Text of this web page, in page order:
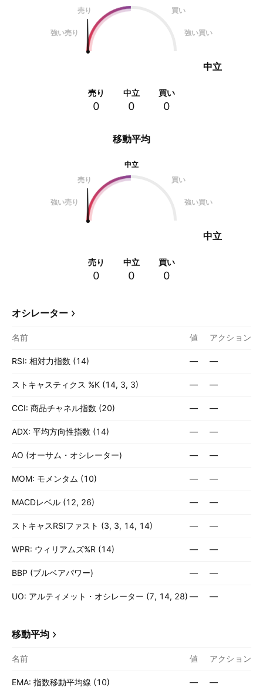
売り
買い
強い売り 強い買い
中立
売り
0
中立
0
買い
0
移動平均
中立
売り
買い
強い売り 強い買い
中立
売り
0
中立
0
買い
0
オシレーター
名前 値 アクション
RSI: 相対力指数 (14) — —
ストキャスティクス %K (14, 3, 3) — —
CCI: 商品チャネル指数 (20) — —
ADX: 平均方向性指数 (14) — —
AO (オーサム・オシレーター) — —
MOM: モメンタム (10) — —
MACDレベル (12, 26) — —
ストキャスRSIファスト (3, 3, 14, 14) — —
WPR: ウィリアムズ%R (14) — —
BBP (ブルベアパワー) — —
UO: アルティメット・オシレーター (7, 14, 28) — —
移動平均
名前 値 アクション
EMA: 指数移動平均線 (10) — —